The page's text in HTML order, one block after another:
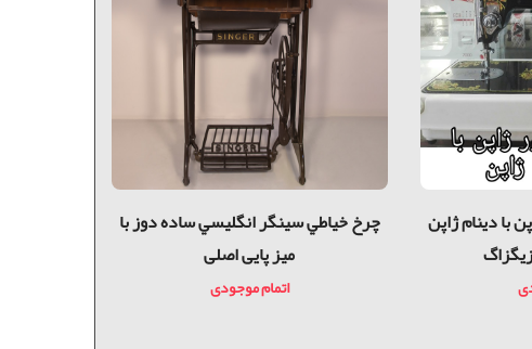
چرخ خياطي سینگر انگليسي ساده دوز با
میز پایی اصلی
اتمام موجودی
با دینام ژاپن